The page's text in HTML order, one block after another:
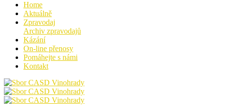
Home
Aktuálně
Zpravodaj
Archiv zpravodajů
Kázání
On-line přenosy
Pomáhejte s námi
Kontakt